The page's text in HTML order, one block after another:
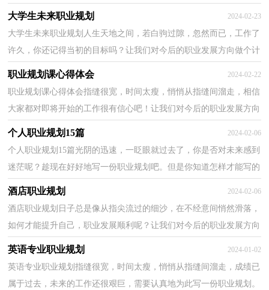
大学生未来职业规划 2024-02-23
大学生未来职业规划人生天地之间，若白驹过隙，忽然而已，工作了
许久，你还记得当初的目标吗？让我们对今后的职业发展方向做个计
职业规划课心得体会 2024-02-22
职业规划课心得体会指缝很宽，时间太瘦，悄悄从指缝间溜走，相信
大家都对即将开始的工作很有信心吧！让我们对今后的职业发展方向
个人职业规划15篇 2024-02-06
个人职业规划15篇光阴的迅速，一眨眼就过去了，你是否对未来感到
迷茫呢？趁现在好好地写一份职业规划吧。但是你知道怎样才能写的
好吗？以下是小编精心整理的个人职业规划，欢迎大家分...
酒店职业规划 2024-02-06
酒店职业规划日子总是像从指尖流过的细沙，在不经意间悄然滑落，
如何才能提升自己，职业发展顺利呢？让我们对今后的职业发展方向
英语专业职业规划 2024-01-02
英语专业职业规划指缝很宽，时间太瘦，悄悄从指缝间溜走，成绩已
属于过去，未来的工作还很艰巨，需要认真地为此写一份职业规划。